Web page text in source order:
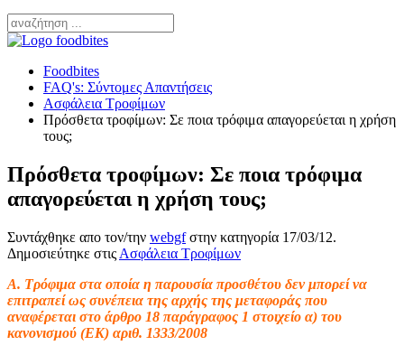
Foodbites
FAQ's: Σύντομες Απαντήσεις
Ασφάλεια Τροφίμων
Πρόσθετα τροφίμων: Σε ποια τρόφιμα απαγορεύεται η χρήση
τους;
Πρόσθετα τροφίμων: Σε ποια τρόφιμα
απαγορεύεται η χρήση τους;
Συντάχθηκε απο τον/την webgfστην κατηγορία 17/03/12.
Δημοσιεύτηκε στις Ασφάλεια Τροφίμων
Α. Τρόφιμα στα οποία η παρουσία προσθέτου δεν μπορεί να
επιτραπεί ως συνέπεια της αρχής της μεταφοράς που
αναφέρεται στο άρθρο 18 παράγραφος 1 στοιχείο α) του
κανονισμού (ΕΚ) αριθ. 1333/2008